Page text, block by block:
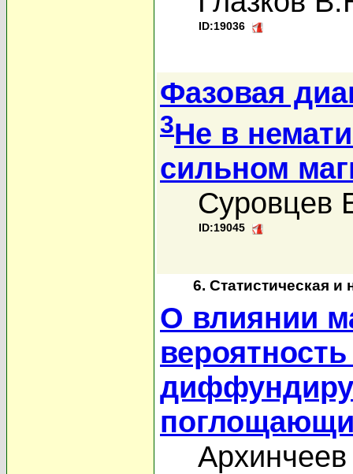
ID:19036
Фазовая
3He в
сильном
Суровцев
ID:19045
6. Статистическая
О влиянии
вероятность